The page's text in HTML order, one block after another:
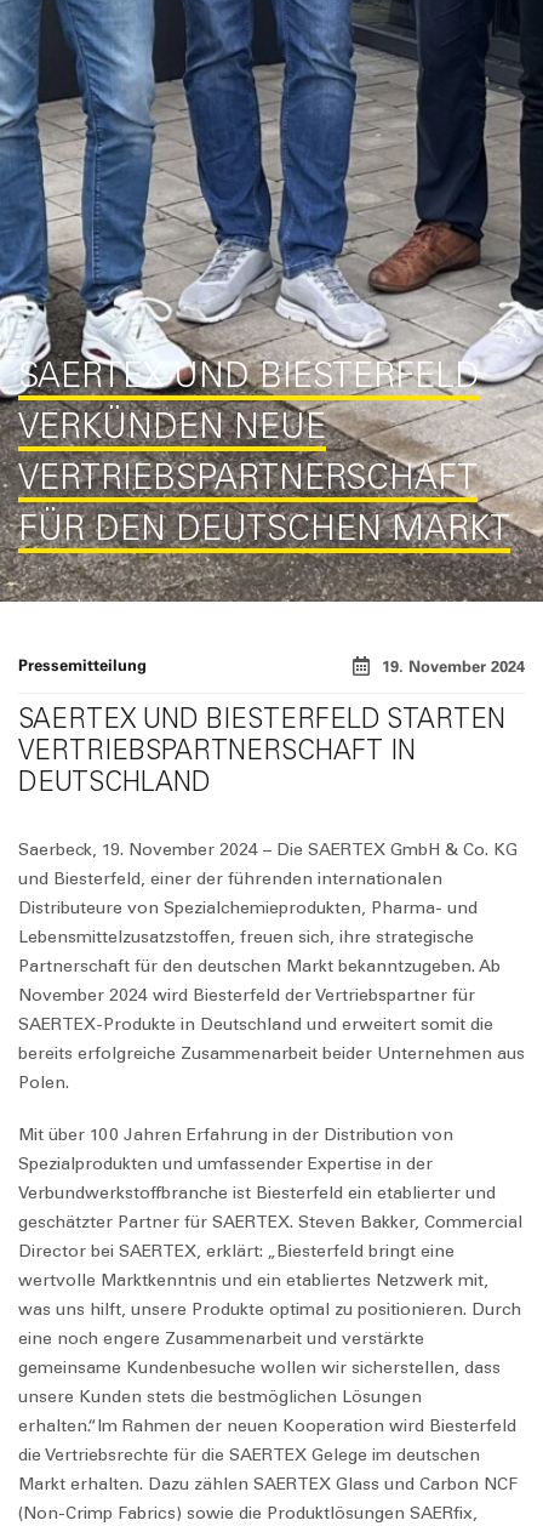
SAERTEX UND BIESTERFELD
VERKÜNDEN NEUE
VERTRIEBSPARTNERSCHAFT
FÜR DEN DEUTSCHEN MARKT
Pressemitteilung 19. November 2024
SAERTEX UND BIESTERFELD STARTEN
VERTRIEBSPARTNERSCHAFT IN
DEUTSCHLAND
Saerbeck, 19. November 2024 – Die SAERTEX GmbH & Co. KG
und Biesterfeld, einer der führenden internationalen
Distributeure von Spezialchemieprodukten, Pharma- und
Lebensmittelzusatzstoffen, freuen sich, ihre strategische
Partnerschaft für den deutschen Markt bekanntzugeben. Ab
November 2024 wird Biesterfeld der Vertriebspartner für
SAERTEX-Produkte in Deutschland und erweitert somit die
bereits erfolgreiche Zusammenarbeit beider Unternehmen aus
Polen.
Mit über 100 Jahren Erfahrung in der Distribution von
Spezialprodukten und umfassender Expertise in der
Verbundwerkstoffbranche ist Biesterfeld ein etablierter und
geschätzter Partner für SAERTEX. Steven Bakker, Commercial
Director bei SAERTEX, erklärt: „Biesterfeld bringt eine
wertvolle Marktkenntnis und ein etabliertes Netzwerk mit,
was uns hilft, unsere Produkte optimal zu positionieren. Durch
eine noch engere Zusammenarbeit und verstärkte
gemeinsame Kundenbesuche wollen wir sicherstellen, dass
unsere Kunden stets die bestmöglichen Lösungen
erhalten.“Im Rahmen der neuen Kooperation wird Biesterfeld
die Vertriebsrechte für die SAERTEX Gelege im deutschen
Markt erhalten. Dazu zählen SAERTEX Glass und Carbon NCF
(Non-Crimp Fabrics) sowie die Produktlösungen SAERfix,